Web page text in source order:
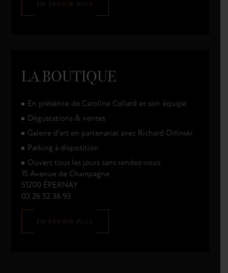
EN SAVOIR PLUS
LA BOUTIQUE
En présence de Caroline Collard et son équipe
Dégustations & ventes
Galerie d’art en partenariat avec Richard Orlinski
Parking à disposition
Ouvert tous les jours sans rendez-vous
15 Avenue de Champagne
51200 ÉPERNAY
03 26 52 36 93
EN SAVOIR PLUS